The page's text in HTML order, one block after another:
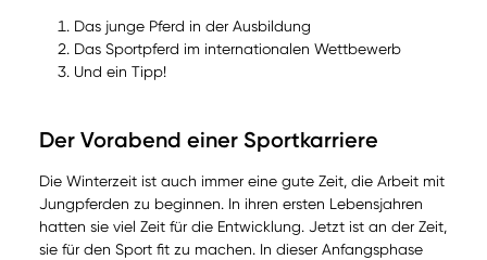
Das junge Pferd in der Ausbildung
Das Sportpferd im internationalen Wettbewerb
Und ein Tipp!
Der Vorabend einer Sportkarriere
Die Winterzeit ist auch immer eine gute Zeit, die Arbeit mit
Jungpferden zu beginnen. In ihren ersten Lebensjahren
hatten sie viel Zeit für die Entwicklung. Jetzt ist an der Zeit,
sie für den Sport fit zu machen. In dieser Anfangsphase